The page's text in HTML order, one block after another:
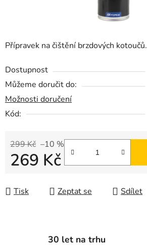
Přípravek na čištění brzdových kotoučů.
Dostupnost
Můžeme doručit do:
Možnosti doručení
Kód:
299 Kč –10 %
269 Kč
Tisk Zeptat se Sdílet
30 let na trhu